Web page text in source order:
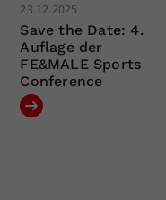
23.12.2025
Save the Date: 4.
Auflage der
FE&MALE Sports
Conference